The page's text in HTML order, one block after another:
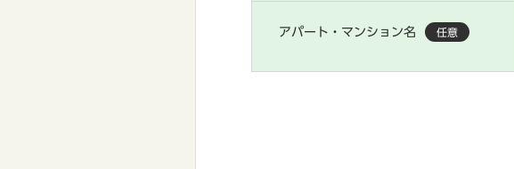
アパート・マンション名 任意